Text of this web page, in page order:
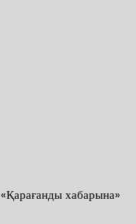
хабарына»